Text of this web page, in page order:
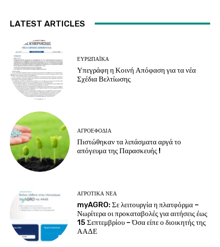
LATEST ARTICLES
ΕΥΡΩΠΑΪΚΆ
Υπεγράφη η Κοινή Απόφαση για τα νέα
Σχέδια Βελτίωσης
ΑΓΡΟΕΦΌΔΙΑ
Πιστώθηκαν τα λιπάσματα αργά το
απόγευμα της Παρασκευής !
ΑΓΡΟΤΙΚΆ ΝΈΑ
myAGRO: Σε λειτουργία η πλατφόρμα –
Νωρίτερα οι προκαταβολές για αιτήσεις έως
15 Σεπτεμβρίου – Όσα είπε ο διοικητής της
ΑΑΔΕ